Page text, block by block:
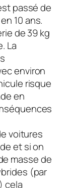
passé de
10 ans.
de 39 kg
La
environ
risque
en
voitures
et si on
masse de
(par
cela